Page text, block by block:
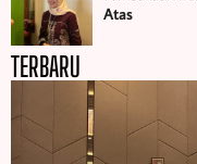
Atas
TERBARU